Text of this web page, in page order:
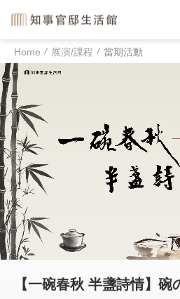
Home 展演/課程 當期活動
【一碗春秋 半盞詩情】碗